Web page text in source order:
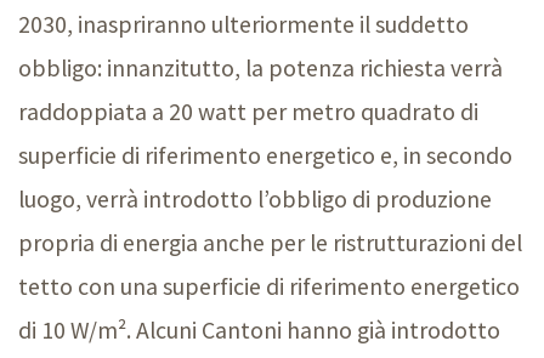
2030, inaspriranno ulteriormente il suddetto
obbligo: innanzitutto, la potenza richiesta verrà
raddoppiata a 20 watt per metro quadrato di
superficie di riferimento energetico e, in secondo
luogo, verrà introdotto l’obbligo di produzione
propria di energia anche per le ristrutturazioni del
tetto con una superficie di riferimento energetico
di 10 W/m². Alcuni Cantoni hanno già introdotto